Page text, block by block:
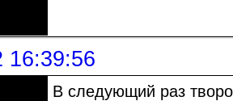
16:39:56
В следующий раз